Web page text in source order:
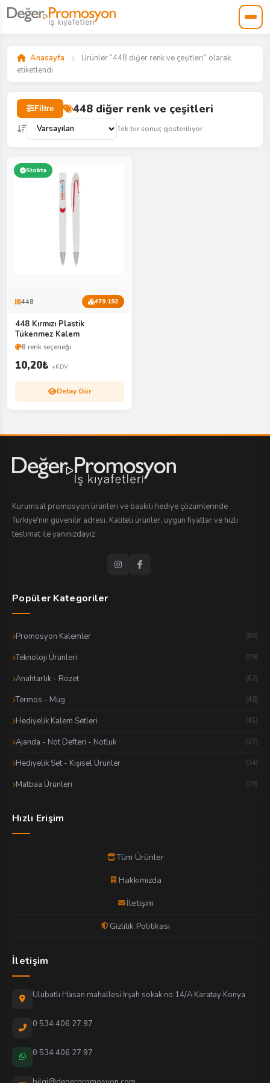
Anasayfa
Ürünler “448 diğer renk ve çeşitleri” olarak
etiketlendi
Filtre 448 diğer renk ve çeşitleri
Tek bir sonuç gösteriliyor
Stokta
448 479.192
448 Kırmızı Plastik
Tükenmez Kalem
8 renk seçeneği
10,20₺ +KDV
Detay Gör
Kurumsal promosyon ürünleri ve baskılı hediye çözümlerinde
Türkiye'nin güvenilir adresi. Kaliteli ürünler, uygun fiyatlar ve hızlı
teslimat ile yanınızdayız.
Popüler Kategoriler
Promosyon Kalemler (89)
Teknoloji Ürünleri (79)
Anahtarlık - Rozet (62)
Termos - Mug (48)
Hediyelik Kalem Setleri (45)
Ajanda - Not Defteri - Notluk (37)
Hediyelik Set - Kişisel Ürünler (34)
Matbaa Ürünleri (29)
Hızlı Erişim
Tüm Ürünler
Hakkımızda
İletişim
Gizlilik Politikası
İletişim
Ulubatlı Hasan mahallesi İrşah sokak no:14/A Karatay Konya
0 534 406 27 97
0 534 406 27 97